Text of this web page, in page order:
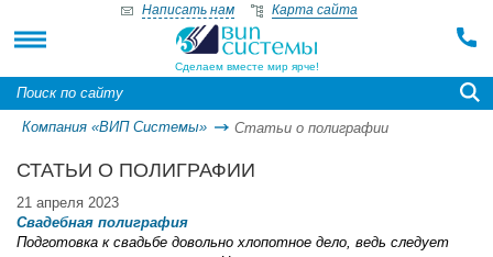
Сделаем вместе мир ярче!
Написать нам Карта сайта
Компания «ВИП Системы» Статьи о полиграфии
СТАТЬИ О ПОЛИГРАФИИ
21 апреля 2023
Свадебная полиграфия
Подготовка к свадьбе довольно хлопотное дело, ведь следует